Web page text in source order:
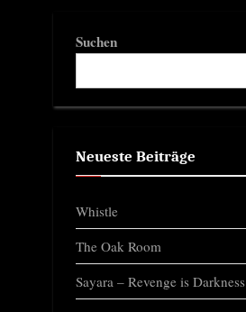
Suchen
Neueste Beiträge
Whistle
The Oak Room
Sayara – Revenge is Darkness